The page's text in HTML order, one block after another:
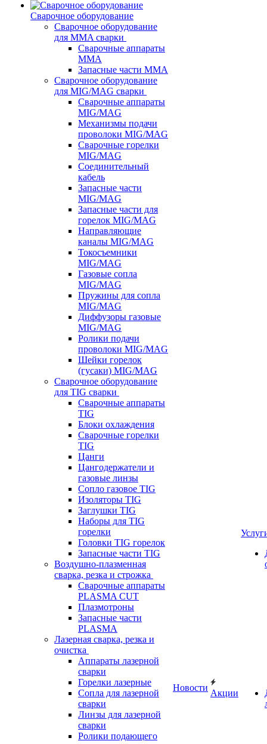
Сварочное оборудование
Сварочное оборудование
для MMA сварки
Сварочные аппараты
MMA
Запасные части MMA
Сварочное оборудование
для MIG/MAG сварки
Сварочные аппараты
MIG/MAG
Механизмы подачи
проволоки MIG/MAG
Сварочные горелки
MIG/MAG
Соединительный
кабель
Запасные части
MIG/MAG
Запасные части для
горелок MIG/MAG
Направляющие
каналы MIG/MAG
Токосъемники
MIG/MAG
Газовые сопла
MIG/MAG
Пружины для сопла
MIG/MAG
Диффузоры газовые
MIG/MAG
Ролики подачи
проволоки MIG/MAG
Шейки горелок
(гусаки) MIG/MAG
Сварочное оборудование
для TIG сварки
Сварочные аппараты
TIG
Блоки охлаждения
Сварочные горелки
TIG
Цанги
Цангодержатели и
газовые линзы
Сопло газовое TIG
Изоляторы TIG
Заглушки TIG
Наборы для TIG
горелки
Головки TIG горелок
Запасные части TIG
Воздушно-плазменная
сварка, резка и строжка
Сварочные аппараты
PLASMA CUT
Плазмотроны
Запасные части
PLASMA
Лазерная сварка, резка и
очистка
Аппараты лазерной
сварки
Горелки лазерные
Сопла для лазерной
сварки
Линзы для лазерной
сварки
Ролики подающего
Новости
Акции